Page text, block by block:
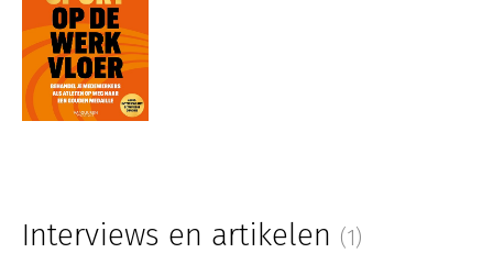
Interviews en artikelen (1)